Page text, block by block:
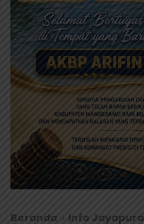
Beranda Info Jayapura